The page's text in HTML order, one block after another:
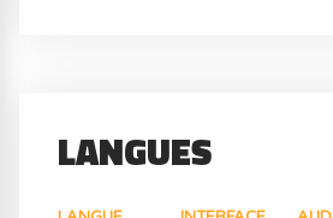
LANGUES